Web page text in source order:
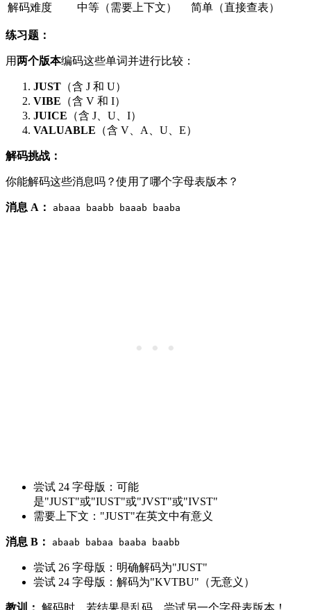
解码难度
中等（需要上下文） 简单（直接查表）
练习题：
用两个版本编码这些单词并进行比较：
JUST （含 J 和 U）
VIBE （含 V 和 I）
JUICE （含 J、U、I）
VALUABLE （含 V、A、U、E）
解码挑战：
你能解码这些消息吗？使用了哪个字母表版本？
消息 A： abaaa baabb baaab baaba
尝试 24 字母版：可能
是"JUST"或"IUST"或"JVST"或"IVST"
需要上下文："JUST"在英文中有意义
消息 B： abaab babaa baaba baabb
尝试 26 字母版：明确解码为"JUST"
尝试 24 字母版：解码为"KVTBU"（无意义）
教训： 解码时，若结果是乱码，尝试另一个字母表版本！